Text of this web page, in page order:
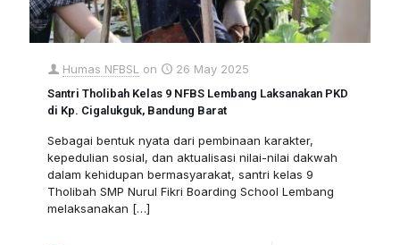
Humas NFBSL on 26 May 2025
Santri Tholibah Kelas 9 NFBS Lembang Laksanakan PKD
di Kp. Cigalukguk, Bandung Barat
Sebagai bentuk nyata dari pembinaan karakter,
kepedulian sosial, dan aktualisasi nilai-nilai dakwah
dalam kehidupan bermasyarakat, santri kelas 9
Tholibah SMP Nurul Fikri Boarding School Lembang
melaksanakan […]